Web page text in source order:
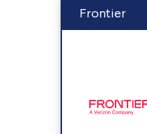
Frontier